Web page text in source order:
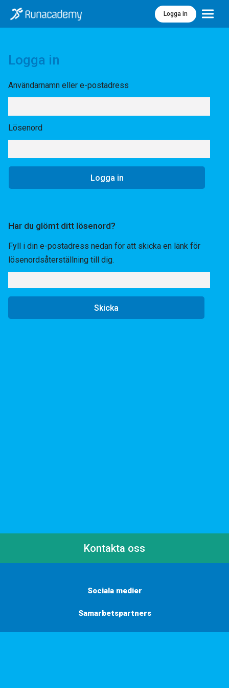
Logga in Meny
Logga in
Användarnamn eller e-postadress
Lösenord
Har du glömt ditt lösenord?
Fyll i din e-postadress nedan för att skicka en länk för
lösenordsåterställning till dig.
Kontakta oss
Sociala medier
Samarbetspartners